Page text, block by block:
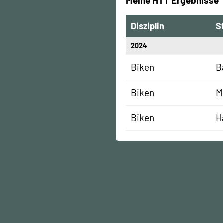
Disziplin
2024
Biken
Biken
Biken